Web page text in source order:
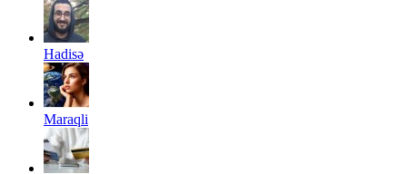
Hadisə
Maraqli